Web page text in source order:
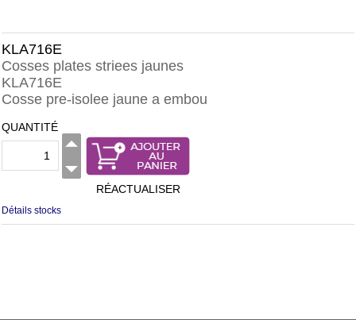
KLA716E
Cosses plates striees jaunes
KLA716E
Cosse pre-isolee jaune a embou
QUANTITÉ
RÉACTUALISER
Détails stocks